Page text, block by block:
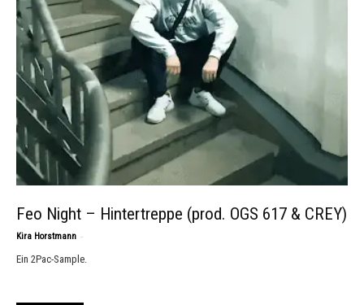
Feo Night – Hintertreppe (prod. OGS 617 & CREY)
Kira Horstmann -
Ein 2Pac-Sample.